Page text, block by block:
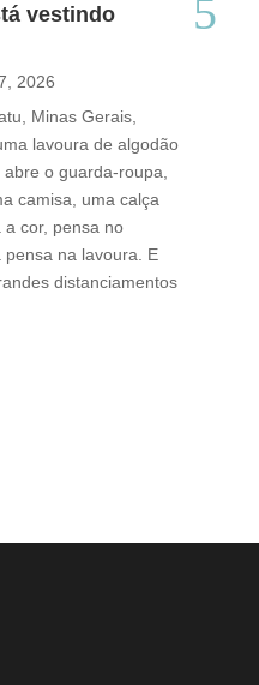
vestindo
2026
Minas Gerais,
lavoura de algodão
o guarda-roupa,
camisa, uma calça
a cor, pensa no
na lavoura. E
distanciamentos